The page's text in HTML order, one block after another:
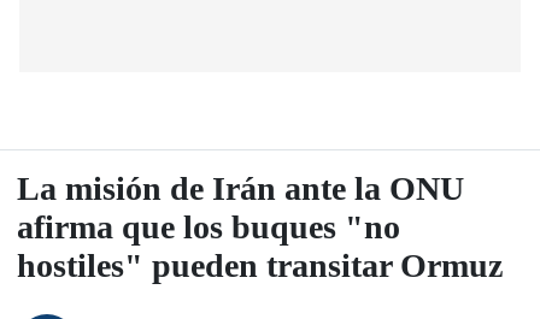
La misión de Irán ante la ONU
afirma que los buques "no
hostiles" pueden transitar Ormuz